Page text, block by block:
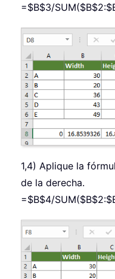
=$B$3/
1,4) Aplique la
de la derecha.
=$B$4/